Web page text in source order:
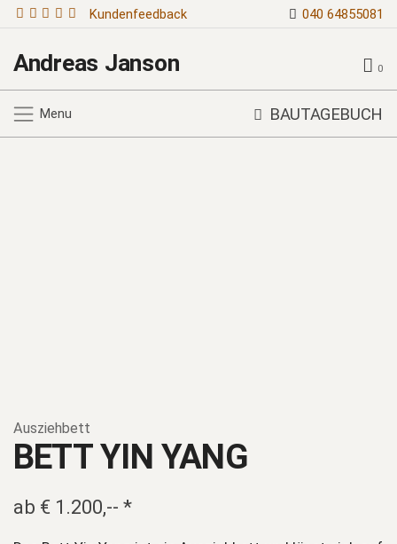
Kundenfeedback 040 64855081
Andreas Janson 0
Menu BAUTAGEBUCH
Ausziehbett
BETT YIN YANG
ab € 1.200,-- *